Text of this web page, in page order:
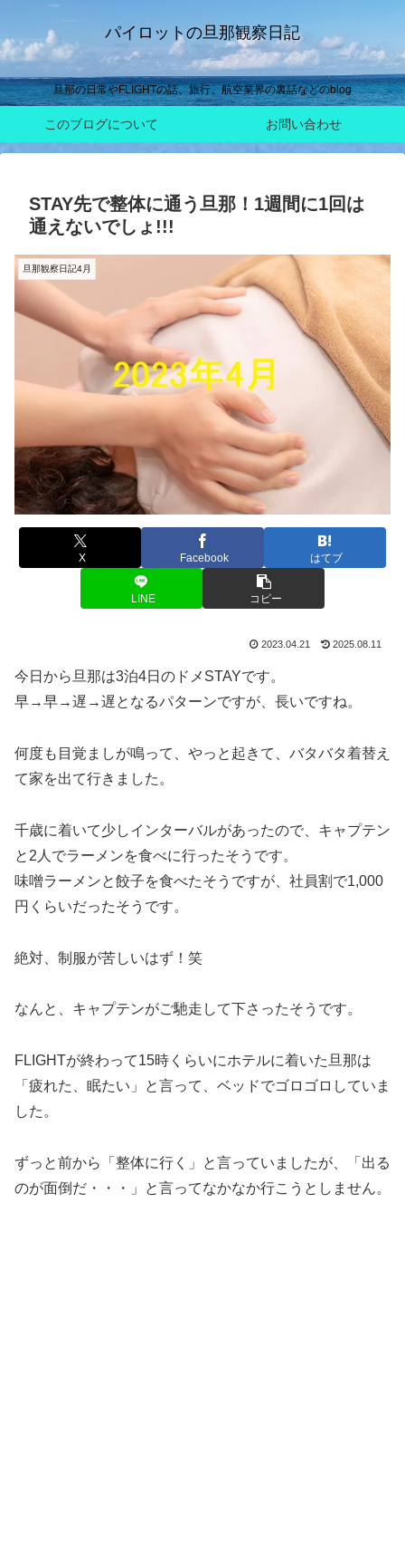
パイロットの旦那観察日記
旦那の日常やFLIGHTの話、旅行、航空業界の裏話などのblog
このブログについて お問い合わせ
STAY先で整体に通う旦那！1週間に1回は
通えないでしょ!!!
旦那観察日記4月
X Facebook はてブ
LINE コピー
2023.04.21 2025.08.11
今日から旦那は3泊4日のドメSTAYです。
早→早→遅→遅となるパターンですが、長いですね。
何度も目覚ましが鳴って、やっと起きて、バタバタ着替え
て家を出て行きました。
千歳に着いて少しインターバルがあったので、キャプテン
と2人でラーメンを食べに行ったそうです。
味噌ラーメンと餃子を食べたそうですが、社員割で1,000
円くらいだったそうです。
絶対、制服が苦しいはず！笑
なんと、キャプテンがご馳走して下さったそうです。
FLIGHTが終わって15時くらいにホテルに着いた旦那は
「疲れた、眠たい」と言って、ベッドでゴロゴロしていま
した。
ずっと前から「整体に行く」と言っていましたが、「出る
のが面倒だ・・・」と言ってなかなか行こうとしません。